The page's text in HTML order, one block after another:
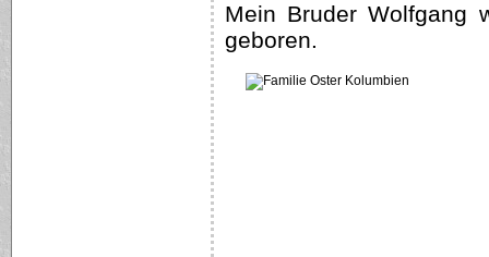
Mein Bruder Wolfgang
geboren.